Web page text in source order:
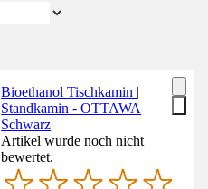
Bioethanol Tischkamin |
Standkamin - OTTAWA
Schwarz
Artikel wurde noch nicht
bewertet.